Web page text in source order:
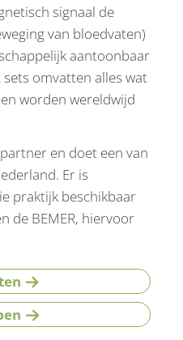
signaal de
van bloedvaten)
aantoonbaar
sets omvatten alles wat
worden wereldwijd
en doet een van
Er is
praktijk beschikbaar
de BEMER, hiervoor